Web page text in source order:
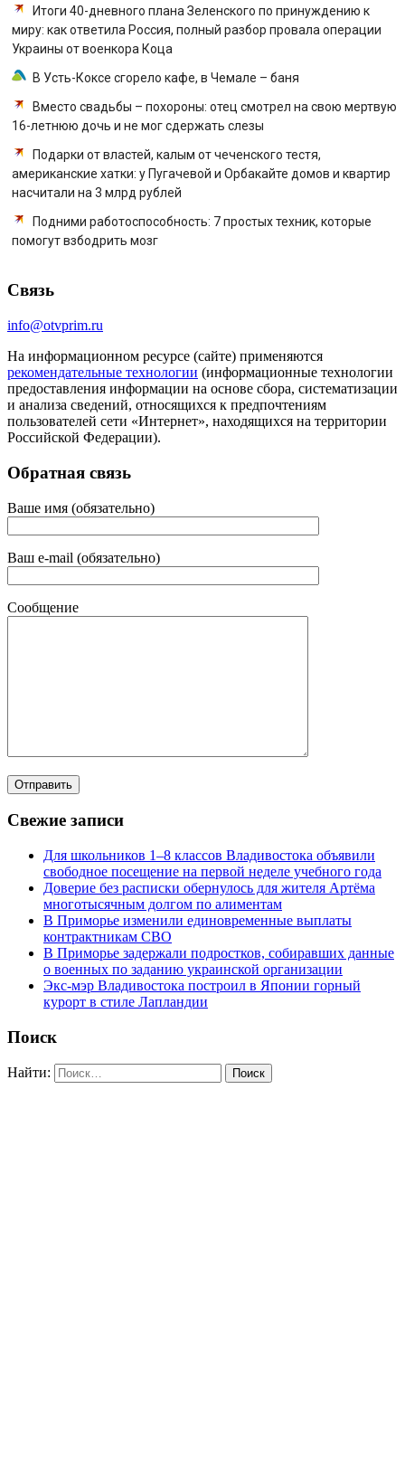
Итоги 40-дневного плана Зеленского по принуждению к
миру: как ответила Россия, полный разбор провала операции
Украины от военкора Коца
В Усть-Коксе сгорело кафе, в Чемале – баня
Вместо свадьбы – похороны: отец смотрел на свою мертвую
16-летнюю дочь и не мог сдержать слезы
Подарки от властей, калым от чеченского тестя,
американские хатки: у Пугачевой и Орбакайте домов и квартир
насчитали на 3 млрд рублей
Подними работоспособность: 7 простых техник, которые
помогут взбодрить мозг
Связь
info@otvprim.ru
На информационном ресурсе (сайте) применяются
рекомендательные технологии (информационные технологии
предоставления информации на основе сбора, систематизации
и анализа сведений, относящихся к предпочтениям
пользователей сети «Интернет», находящихся на территории
Российской Федерации).
Обратная связь
Ваше имя (обязательно)
Ваш e-mail (обязательно)
Сообщение
Свежие записи
Для школьников 1–8 классов Владивостока объявили
свободное посещение на первой неделе учебного года
Доверие без расписки обернулось для жителя Артёма
многотысячным долгом по алиментам
В Приморье изменили единовременные выплаты
контрактникам СВО
В Приморье задержали подростков, собиравших данные
о военных по заданию украинской организации
Экс-мэр Владивостока построил в Японии горный
курорт в стиле Лапландии
Поиск
Найти: